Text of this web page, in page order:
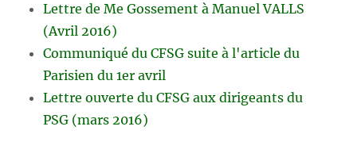
Lettre de Me Gossement à Manuel VALLS
(Avril 2016)
Communiqué du CFSG suite à l'article du
Parisien du 1er avril
Lettre ouverte du CFSG aux dirigeants du
PSG (mars 2016)